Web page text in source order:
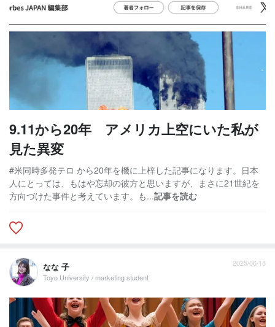
9.11から20年 アメリカ上空にいた私が
見た異変
#米同時多発テロ から20年を機に上梓した記事になります。日本
人にとっては、もはや忘却の彼方と思いますが、まさに21世紀を
方向づけた事件と考えています。も...記事を読む
なな 子
Toyo University / marketing student
2025/06/18